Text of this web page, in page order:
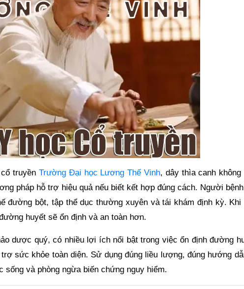
truyền Trường Đại học Lương Thế Vinh, dây thìa canh không
pháp hỗ trợ hiệu quả nếu biết kết hợp đúng cách. Người
đường bột, tập thể dục thường xuyên và tái khám định kỳ. Khi
huyết sẽ ổn định và an toàn hơn.
dược quý, có nhiều lợi ích nổi bật trong việc ổn định đường
sức khỏe toàn diện. Sử dụng đúng liều lượng, đúng hướng
và phòng ngừa biến chứng nguy hiểm.